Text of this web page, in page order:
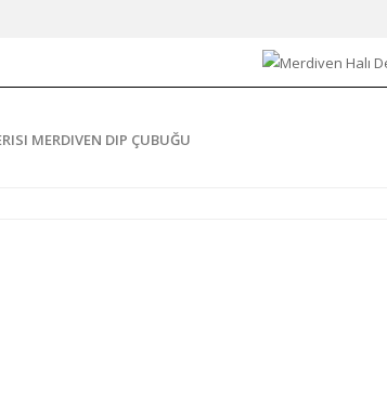
MERDIVEN DIP ÇUBUĞU